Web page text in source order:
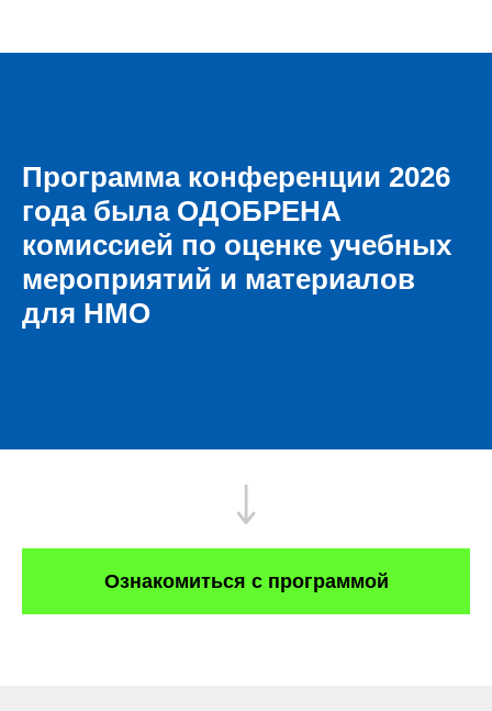
Программа конференции 2026
года была ОДОБРЕНА
комиссией по оценке учебных
мероприятий и материалов
для НМО
Ознакомиться с программой